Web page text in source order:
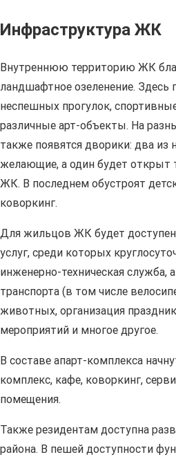
Инфраструктура ЖК
Внутреннюю территорию ЖК
ландшафтное озеленение. Здесь
неспешных прогулок,
различные арт-объекты. На
также появятся дворики: два из
желающие, а один будет открыт
ЖК. В последнем обустроят
коворкинг.
Для жильцов ЖК будет
услуг, среди которых
инженерно-техническая служба,
транспорта (в том числе
животных, организация
мероприятий и многое другое.
В составе апарт-комплекса
комплекс, кафе, коворкинг,
помещения.
Также резидентам доступна
района. В пешей доступности